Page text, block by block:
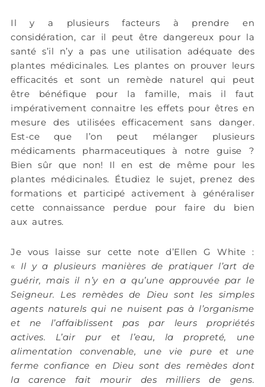
Il y a plusieurs facteurs à prendre en
considération, car il peut être dangereux pour la
santé s’il n’y a pas une utilisation adéquate des
plantes médicinales. Les plantes on prouver leurs
efficacités et sont un remède naturel qui peut
être bénéfique pour la famille, mais il faut
impérativement connaitre les effets pour êtres en
mesure des utilisées efficacement sans danger.
Est-ce que l’on peut mélanger plusieurs
médicaments pharmaceutiques à notre guise ?
Bien sûr que non! Il en est de même pour les
plantes médicinales. Étudiez le sujet, prenez des
formations et participé activement à généraliser
cette connaissance perdue pour faire du bien
aux autres.
Je vous laisse sur cette note d’Ellen G White :
« Il y a plusieurs manières de pratiquer l’art de
guérir, mais il n’y en a qu’une approuvée par le
Seigneur. Les remèdes de Dieu sont les simples
agents naturels qui ne nuisent pas à l’organisme
et ne l’affaiblissent pas par leurs propriétés
actives. L’air pur et l’eau, la propreté, une
alimentation convenable, une vie pure et une
ferme confiance en Dieu sont des remèdes dont
la carence fait mourir des milliers de gens.